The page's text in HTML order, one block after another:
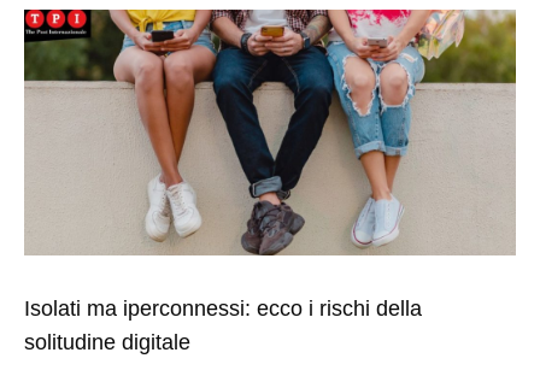
Isolati ma iperconnessi: ecco i rischi della
solitudine digitale